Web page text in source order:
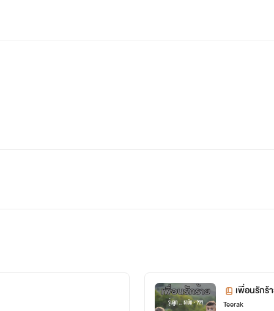
เพื่อนรักร้
Teerak